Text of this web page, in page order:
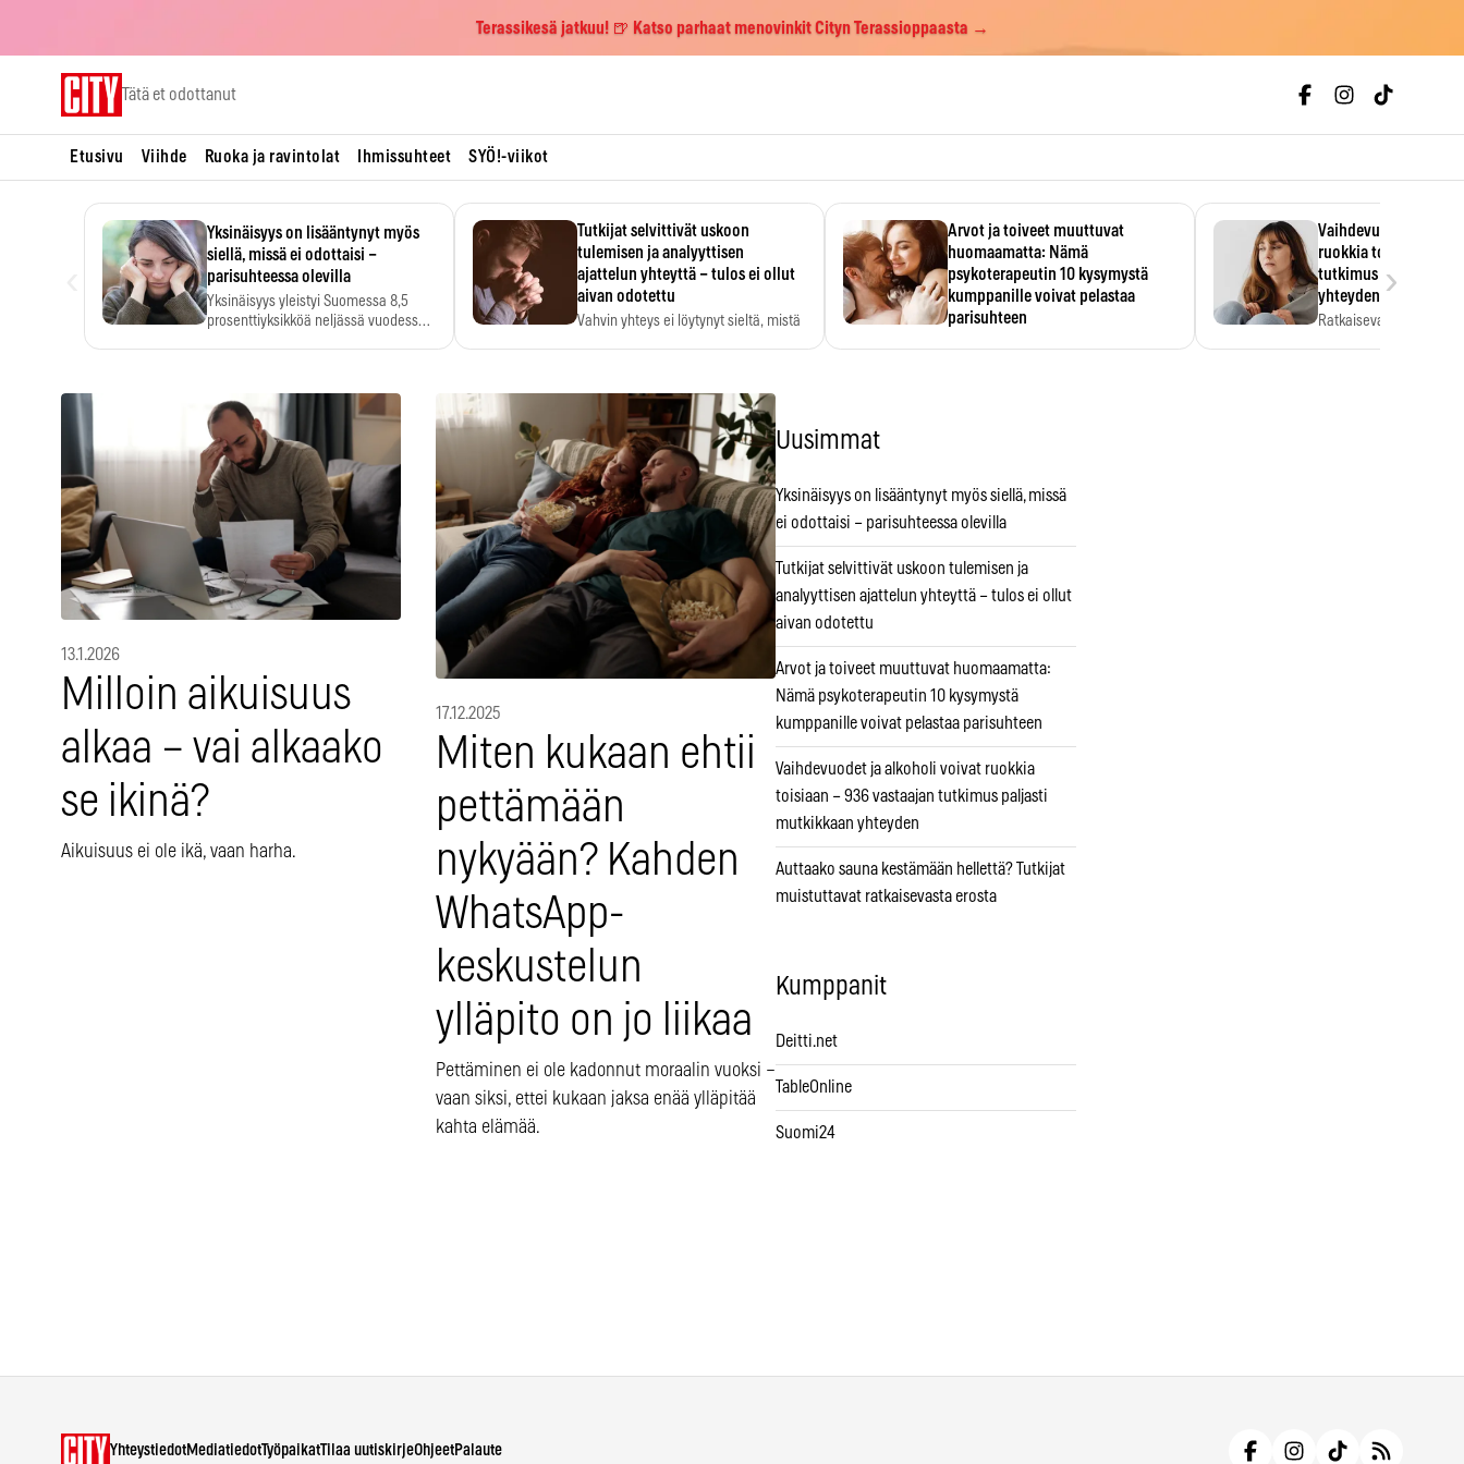
Terassikesä jatkuu! 🍺 Katso parhaat menovinkit Cityn Terassioppaasta →
Tätä et odottanut
Etusivu Viihde Ruoka ja ravintolat Ihmissuhteet SYÖ!-viikot
Yksinäisyys on lisääntynyt myös
siellä, missä ei odottaisi –
parisuhteessa olevilla
Yksinäisyys yleistyi Suomessa 8,5
prosenttiyksikköä neljässä vuodessa.
Tutkijat selvittivät uskoon
tulemisen ja analyyttisen
ajattelun yhteyttä – tulos ei ollut
aivan odotettu
Vahvin yhteys ei löytynyt sieltä, mistä
Arvot ja toiveet muuttuvat
huomaamatta: Nämä
psykoterapeutin 10 kysymystä
kumppanille voivat pelastaa
parisuhteen
Vaihdevuodet ja
ruokkia toisiaan –
tutkimus paljasti
yhteyden
Ratkaiseva tekijä ei
›
13.1.2026
Milloin aikuisuus
alkaa – vai alkaako
se ikinä?
Aikuisuus ei ole ikä, vaan harha.
17.12.2025
Miten kukaan ehtii
pettämään
nykyään? Kahden
WhatsApp-
keskustelun
ylläpito on jo liikaa
Pettäminen ei ole kadonnut moraalin vuoksi –
vaan siksi, ettei kukaan jaksa enää ylläpitää
kahta elämää.
Uusimmat
Yksinäisyys on lisääntynyt myös siellä, missä
ei odottaisi – parisuhteessa olevilla
Tutkijat selvittivät uskoon tulemisen ja
analyyttisen ajattelun yhteyttä – tulos ei ollut
aivan odotettu
Arvot ja toiveet muuttuvat huomaamatta:
Nämä psykoterapeutin 10 kysymystä
kumppanille voivat pelastaa parisuhteen
Vaihdevuodet ja alkoholi voivat ruokkia
toisiaan – 936 vastaajan tutkimus paljasti
mutkikkaan yhteyden
Auttaako sauna kestämään hellettä? Tutkijat
muistuttavat ratkaisevasta erosta
Kumppanit
Deitti.net
TableOnline
Suomi24
YhteystiedotMediatiedotTyöpaikatTilaa uutiskirjeOhjeetPalaute